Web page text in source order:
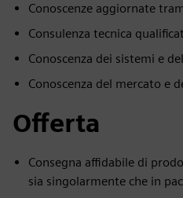
Conoscenze aggiornate
Consulenza tecnica
Conoscenza dei sistemi e
Conoscenza del mercato e
Offerta
Consegna affidabile di
sia singolarmente che in